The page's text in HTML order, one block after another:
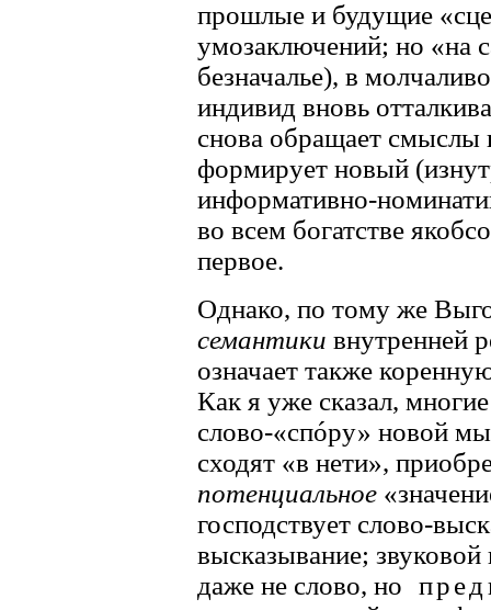
прошлые и будущие
умозаключений; но «на
безначалье), в
индивид вновь
снова обращает смыслы
формирует новый
информативно-
во всем богатстве
первое.
Однако, по тому же
семантики внутренней
означает также
Как я уже сказал,
слово-«спóру» новой
сходят «в нети»,
потенциальное
господствует слово-
высказывание;
даже не слово, но